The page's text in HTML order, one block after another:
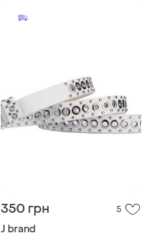
350 грн 5
J brand